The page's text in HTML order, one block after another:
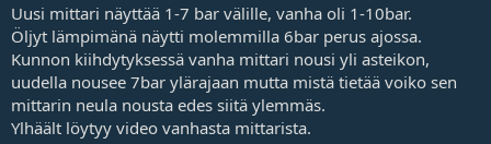
Uusi mittari näyttää 1-7 bar välille, vanha oli 1-10bar.
Öljyt lämpimänä näytti molemmilla 6bar perus ajossa.
Kunnon kiihdytyksessä vanha mittari nousi yli asteikon,
uudella nousee 7bar ylärajaan mutta mistä tietää voiko sen
mittarin neula nousta edes siitä ylemmäs.
Ylhäält löytyy video vanhasta mittarista.